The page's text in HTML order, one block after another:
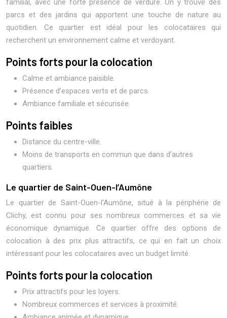
familial, avec une forte présence de verdure. On y trouve des
parcs et des jardins qui apportent une touche de nature au
quotidien. Ce quartier est idéal pour les colocataires qui
recherchent un environnement calme et verdoyant.
Points forts pour la colocation
Calme et ambiance paisible.
Présence d’espaces verts et de parcs.
Ambiance familiale et sécurisée.
Points faibles
Distance du centre-ville.
Moins de transports en commun que dans d’autres
quartiers.
Le quartier de Saint-Ouen-l’Aumône
Le quartier de Saint-Ouen-l’Aumône, situé à la périphérie de
Clichy, est connu pour ses nombreux commerces et sa vie
économique dynamique. Ce quartier offre des options de
colocation à des prix plus attractifs, ce qui en fait un choix
intéressant pour les colocataires avec un budget limité.
Points forts pour la colocation
Prix attractifs pour les loyers.
Nombreux commerces et services à proximité.